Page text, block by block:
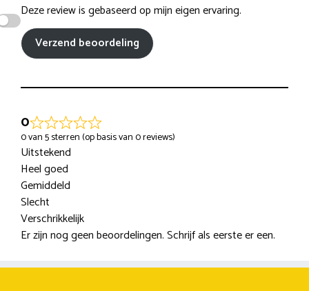
Deze review is gebaseerd op mijn eigen ervaring.
Verzend beoordeling
0
0 van 5 sterren (op basis van 0 reviews)
Uitstekend
Heel goed
Gemiddeld
Slecht
Verschrikkelijk
Er zijn nog geen beoordelingen. Schrijf als eerste er een.